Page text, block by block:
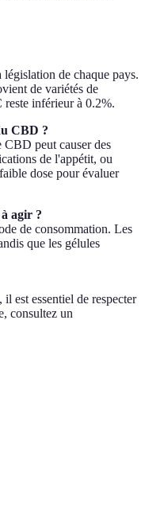
de chaque pays.
de variétés de
reste inférieur à 0.2%.
CBD ?
CBD peut causer des
de l'appétit, ou
dose pour évaluer
agir ?
de consommation. Les
que les gélules
est essentiel de respecter
consultez un